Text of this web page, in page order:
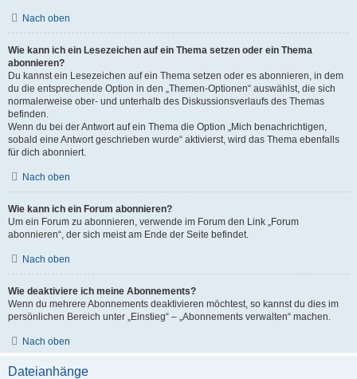
Nach oben
Wie kann ich ein Lesezeichen auf ein Thema setzen oder ein Thema
abonnieren?
Du kannst ein Lesezeichen auf ein Thema setzen oder es abonnieren, in dem
du die entsprechende Option in den „Themen-Optionen“ auswählst, die sich
normalerweise ober- und unterhalb des Diskussionsverlaufs des Themas
befinden.
Wenn du bei der Antwort auf ein Thema die Option „Mich benachrichtigen,
sobald eine Antwort geschrieben wurde“ aktivierst, wird das Thema ebenfalls
für dich abonniert.
Nach oben
Wie kann ich ein Forum abonnieren?
Um ein Forum zu abonnieren, verwende im Forum den Link „Forum
abonnieren“, der sich meist am Ende der Seite befindet.
Nach oben
Wie deaktiviere ich meine Abonnements?
Wenn du mehrere Abonnements deaktivieren möchtest, so kannst du dies im
persönlichen Bereich unter „Einstieg“ – „Abonnements verwalten“ machen.
Nach oben
Dateianhänge